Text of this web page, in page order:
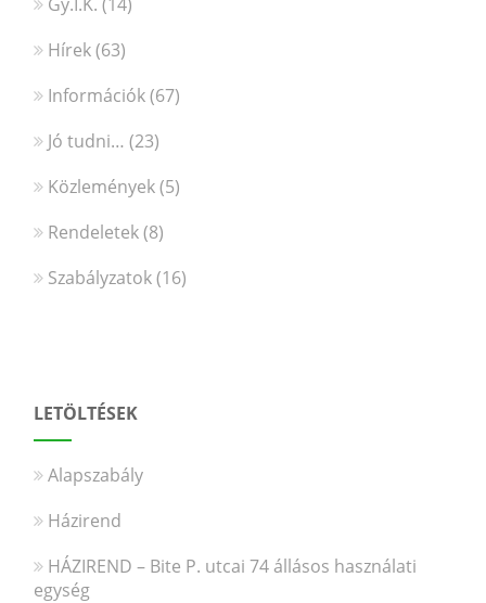
Hírek(63)
Információk(67)
Jó tudni… (23)
Közlemények(5)
Rendeletek(8)
Szabályzatok(16)
LETÖLTÉSEK
Alapszabály
Házirend
HÁZIREND – Bite P. utcai 74 állásos használati
egység